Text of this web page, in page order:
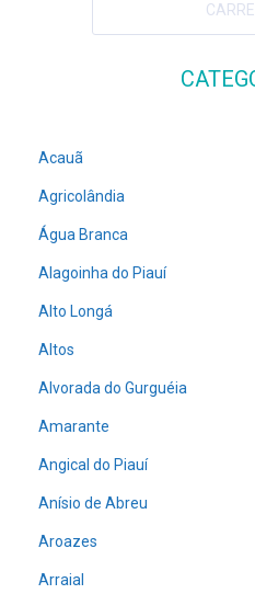
Acauã
Agricolândia
Água Branca
Alagoinha do Piauí
Alto Longá
Altos
Alvorada do Gurguéia
Amarante
Angical do Piauí
Anísio de Abreu
Aroazes
Arraial